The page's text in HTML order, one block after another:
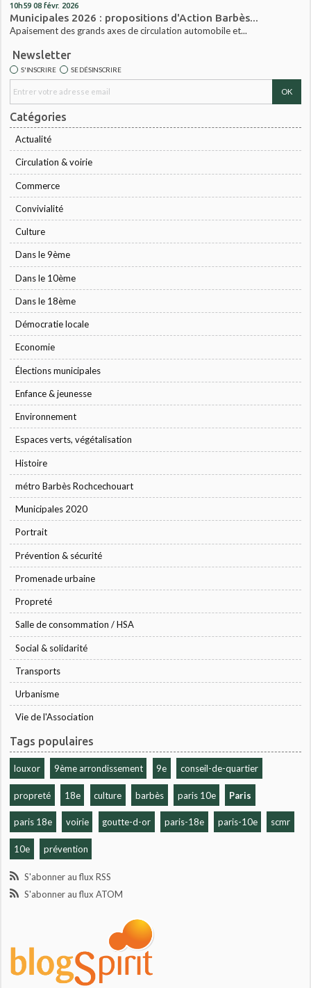
10h59 08 févr. 2026
Municipales 2026 : propositions d'Action Barbès...
Apaisement des grands axes de circulation automobile et...
Newsletter
S'INSCRIRE SE DÉSINSCRIRE
Catégories
Actualité
Circulation & voirie
Commerce
Convivialité
Culture
Dans le 9ème
Dans le 10ème
Dans le 18ème
Démocratie locale
Economie
Élections municipales
Enfance & jeunesse
Environnement
Espaces verts, végétalisation
Histoire
métro Barbès Rochcechouart
Municipales 2020
Portrait
Prévention & sécurité
Promenade urbaine
Propreté
Salle de consommation / HSA
Social & solidarité
Transports
Urbanisme
Vie de l'Association
Tags populaires
louxor 9ème arrondissement 9e conseil-de-quartier
propreté 18e culture barbès paris 10e Paris
paris 18e voirie goutte-d-or paris-18e paris-10e scmr
10e prévention
S'abonner au flux RSS
S'abonner au flux ATOM